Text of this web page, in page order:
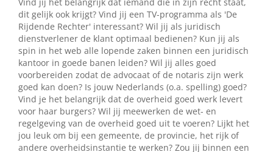
dit gelijk ook krijgt? Vind jij een TV-programma als 'De
Rijdende Rechter' interessant? Wil jij als juridisch
dienstverlener de klant optimaal bedienen? Kun jij als
spin in het web alle lopende zaken binnen een juridisch
kantoor in goede banen leiden? Wil jij alles goed
voorbereiden zodat de advocaat of de notaris zijn werk
goed kan doen? Is jouw Nederlands (o.a. spelling) goed?
Vind je het belangrijk dat de overheid goed werk levert
voor haar burgers? Wil jij meewerken de wet- en
regelgeving van de overheid goed uit te voeren? Lijkt het
jou leuk om bij een gemeente, de provincie, het rijk of
andere overheidsinstantie te werken? Zou jij binnen een